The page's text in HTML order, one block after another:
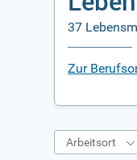
37
Zur
Arbeitsort